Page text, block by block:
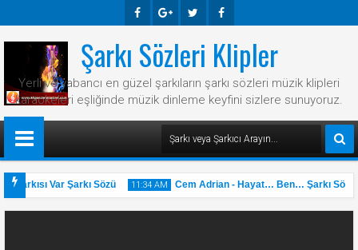
Ook E-
Plus
R Ook
Şarkı Sözleri Klipler
Yerli ve yabancı en güzel şarkıların şarkı sözleri müzik klipleri
karaokeleri eşliğinde müzik dinleme keyfini sizlere sunuyoruz.
Var Şarkı Sözü 11:34 AM Cem Adrian - Hayat… Ben… Şarkı Sözü